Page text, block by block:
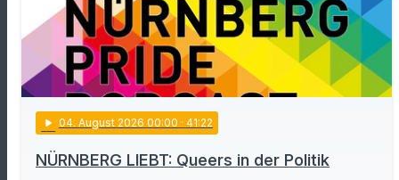
play_arrow 04. August 2026 00:00 · 41:22
NÜRNBERG LIEBT: Queers in der Politik